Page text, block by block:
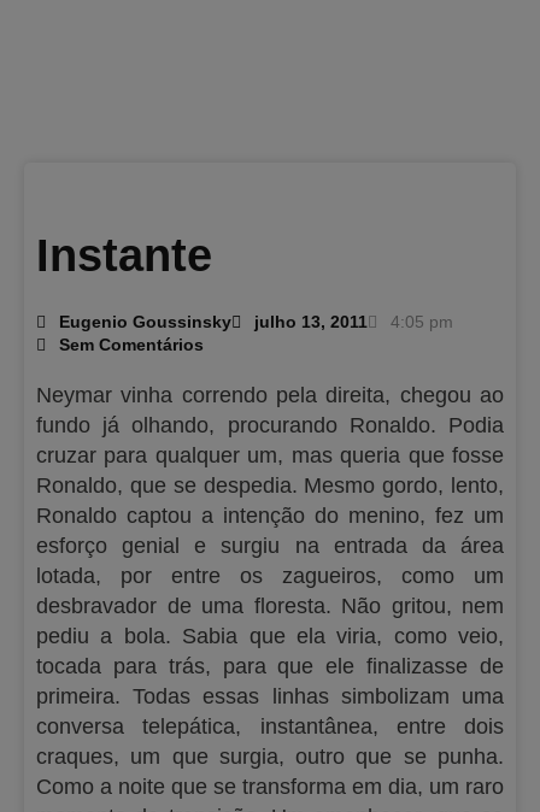
Instante
Eugenio Goussinsky julho 13, 2011
4:05 pm
Sem Comentários
Neymar vinha correndo pela direita, chegou ao
fundo já olhando, procurando Ronaldo. Podia
cruzar para qualquer um, mas queria que fosse
Ronaldo, que se despedia. Mesmo gordo, lento,
Ronaldo captou a intenção do menino, fez um
esforço genial e surgiu na entrada da área
lotada, por entre os zagueiros, como um
desbravador de uma floresta. Não gritou, nem
pediu a bola. Sabia que ela viria, como veio,
tocada para trás, para que ele finalizasse de
primeira. Todas essas linhas simbolizam uma
conversa telepática, instantânea, entre dois
craques, um que surgia, outro que se punha.
Como a noite que se transforma em dia, um raro